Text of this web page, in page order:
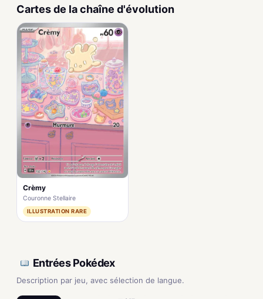
Cartes de la chaîne d'évolution
Crèmy
Couronne Stellaire
ILLUSTRATION RARE
Entrées Pokédex
Description par jeu, avec sélection de langue.